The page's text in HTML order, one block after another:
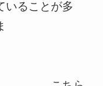
いることが多